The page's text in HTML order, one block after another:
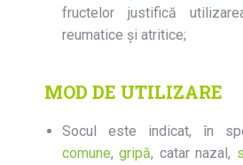
fructelor justifică
reumatice şi atritice;
MOD DE UTILIZARE
Socul este indicat, în
comune,gripă, catar nazal,